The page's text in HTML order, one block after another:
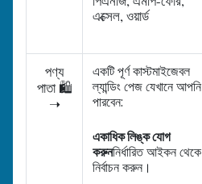
এক্সেল, ওয়ার্ড
পণ্য
পাতা 🛍️
➝
একটি পূর্ণ কাস্টমাইজেবল
ল্যান্ডিং পেজ যেখানে আপনি
পারবেন:
একাধিক লিঙ্ক যোগ
করুননির্ধারিত আইকন থেকে
নির্বাচন করুন।